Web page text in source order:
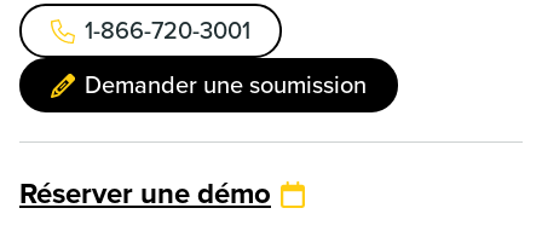
1-866-720-3001
Demander une soumission
Réserver une démo